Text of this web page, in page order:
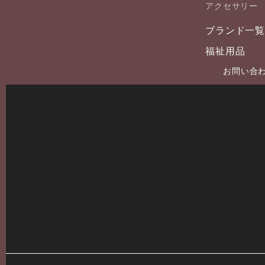
アクセサリー
ブランド一覧
福祉用品
お問い合